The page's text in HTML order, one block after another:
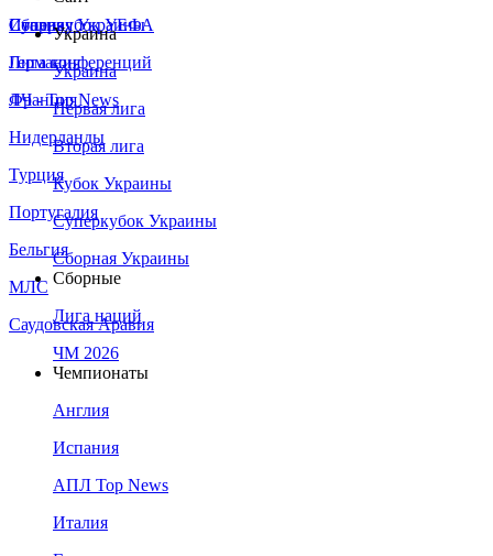
Сборная Украины
Италия
Германия
Франция
Нидерланды
Турция
Португалия
Бельгия
МЛС
Саудовская Аравия
Суперкубок УЕФА
Лига конференций
ЛЧ - Top News
Украина
Украина
Первая лига
Вторая лига
Кубок Украины
Суперкубок Украины
Сборная Украины
Сборные
Лига наций
ЧМ 2026
Чемпионаты
Англия
Испания
АПЛ Top News
Италия